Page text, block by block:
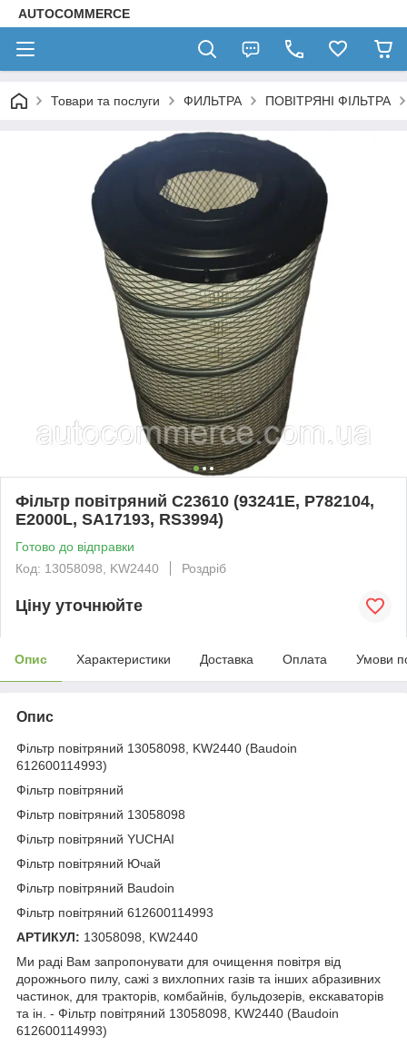
AUTOCOMMERCE
Товари та послуги ФИЛЬТРА ПОВІТРЯНІ ФІЛЬТРА
Фільтр повітряний C23610 (93241E, P782104,
E2000L, SA17193, RS3994)
Готово до відправки
Код: 13058098, KW2440
Роздріб
Ціну уточнюйте
Опис Характеристики Доставка Оплата Умови
Опис
Фільтр повітряний 13058098, KW2440 (Baudoin
612600114993)
Фільтр повітряний
Фільтр повітряний 13058098
Фільтр повітряний YUCHAI
Фільтр повітряний Ючай
Фільтр повітряний Baudoin
Фільтр повітряний 612600114993
АРТИКУЛ: 13058098, KW2440
Ми раді Вам запропонувати для очищення повітря від
дорожнього пилу, сажі з вихлопних газів та інших абразивних
частинок, для тракторів, комбайнів, бульдозерів, екскаваторів
та ін. - Фільтр повітряний 13058098, KW2440 (Baudoin
612600114993)